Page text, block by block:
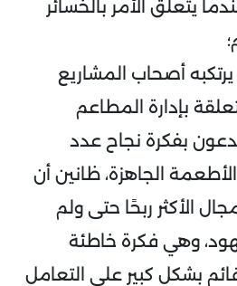
يتعلق الأمر بالخسائر
أصحاب المشاريع
بإدارة المطاعم
بفكرة نجاح عدد
الجاهزة، ظانين أن
الأكثر ربحًا حتى ولم
وهي فكرة خاطئة
بشكل كبير على التعامل